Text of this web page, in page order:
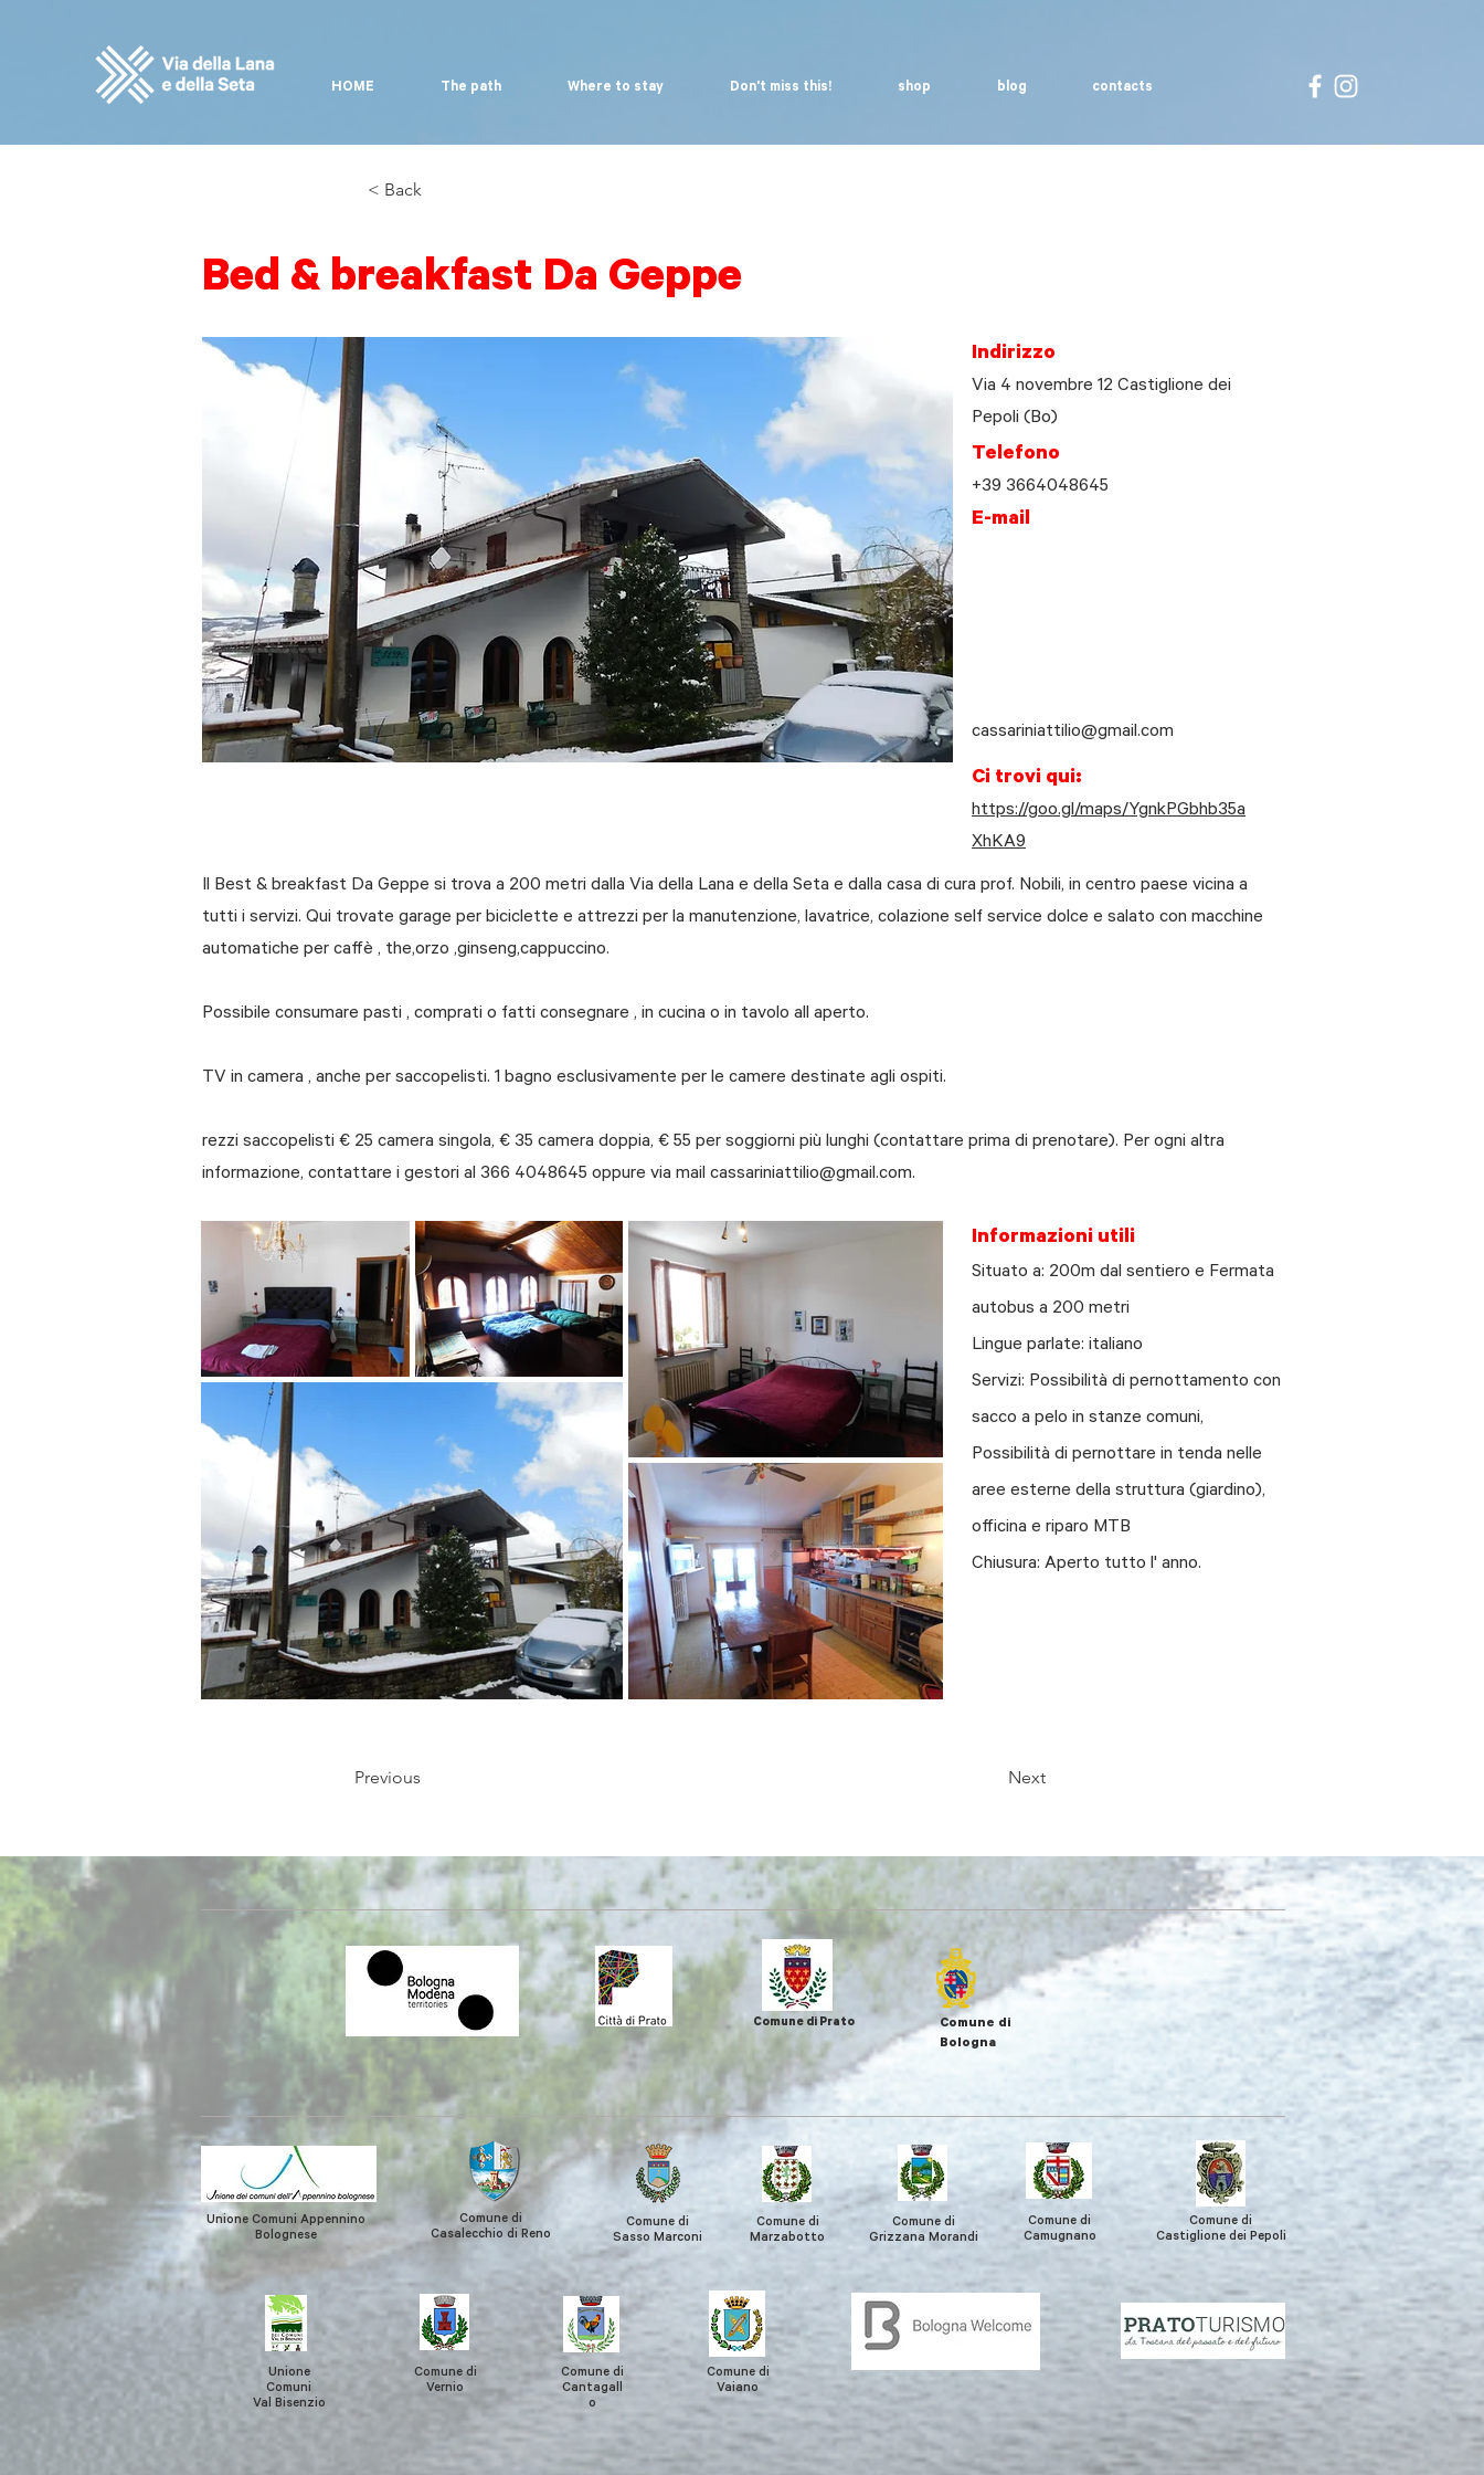
HOME The path Where to stay Don't miss this! shop blog contacts
< Back
Bed & breakfast Da Geppe
Indirizzo
Via 4 novembre 12 Castiglione dei
Pepoli (Bo)
Telefono
+39 3664048645
E-mail
cassariniattilio@gmail.com
Ci trovi qui:
https://goo.gl/maps/YgnkPGbhb35a
XhKA9
Il Best & breakfast Da Geppe si trova a 200 metri dalla Via della Lana e della Seta e dalla casa di cura prof. Nobili, in centro paese vicina a
tutti i servizi. Qui trovate garage per biciclette e attrezzi per la manutenzione, lavatrice, colazione self service dolce e salato con macchine
automatiche per caffè , the,orzo ,ginseng,cappuccino.
Possibile consumare pasti , comprati o fatti consegnare , in cucina o in tavolo all aperto.
TV in camera , anche per saccopelisti. 1 bagno esclusivamente per le camere destinate agli ospiti.
rezzi saccopelisti € 25 camera singola, € 35 camera doppia, € 55 per soggiorni più lunghi (contattare prima di prenotare). Per ogni altra
informazione, contattare i gestori al 366 4048645 oppure via mail cassariniattilio@gmail.com.
Previous
Informazioni utili
Situato a: 200m dal sentiero e Fermata
autobus a 200 metri
Lingue parlate: italiano
Servizi: Possibilità di pernottamento con
sacco a pelo in stanze comuni,
Possibilità di pernottare in tenda nelle
aree esterne della struttura (giardino),
officina e riparo MTB
Chiusura: Aperto tutto l' anno.
Next
Comune di Prato
Comune di
Bologna
Unione Comuni Appennino
Bolognese
Unione
Comuni
Val Bisenzio
Comune di
Casalecchio di Reno
Comune di
Sasso Marconi
Comune di
Marzabotto
Comune di
Vernio
Comune di
Cantagall
o
Comune di
Vaiano
Comune di
Grizzana Morandi
Comune di
Camugnano
Comune di
Castiglione dei Pepoli